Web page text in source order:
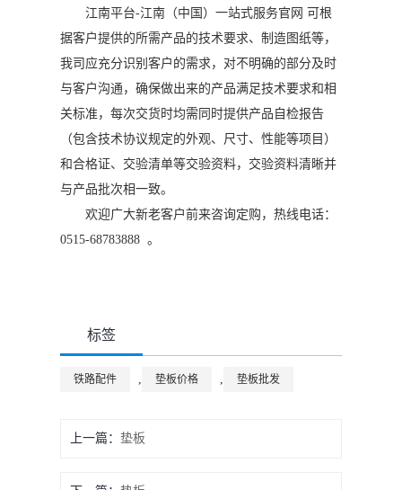
江南平台-江南（中国）一站式服务官网 可根
据客户提供的所需产品的技术要求、制造图纸等，
我司应充分识别客户的需求，对不明确的部分及时
与客户沟通，确保做出来的产品满足技术要求和相
关标准，每次交货时均需同时提供产品自检报告
（包含技术协议规定的外观、尺寸、性能等项目）
和合格证、交验清单等交验资料，交验资料清晰并
与产品批次相一致。
欢迎广大新老客户前来咨询定购，热线电话：
0515-68783888 。
标签
铁路配件 垫板价格 垫板批发
上一篇：垫板